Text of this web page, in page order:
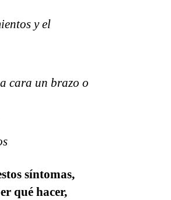
y el
cara un brazo o
síntomas,
qué hacer,